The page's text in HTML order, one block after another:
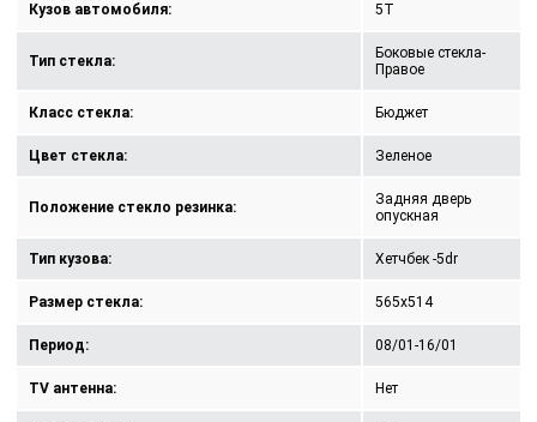
Кузов автомобиля: 5T
Тип стекла:
Боковые стекла-
Правое
Класс стекла: Бюджет
Цвет стекла: Зеленое
Положение стекло резинка:
Задняя дверь
опускная
Тип кузова: Хетчбек -5dr
Размер стекла: 565x514
Период: 08/01-16/01
TV антенна: Нет